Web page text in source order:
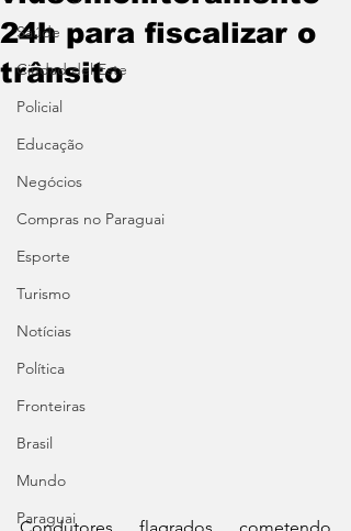
Saúde
Ciudad del Este
Policial
Educação
Negócios
Compras no Paraguai
Esporte
Turismo
Notícias
Política
Fronteiras
Brasil
Mundo
Paraguai
24h para fiscalizar o
trânsito